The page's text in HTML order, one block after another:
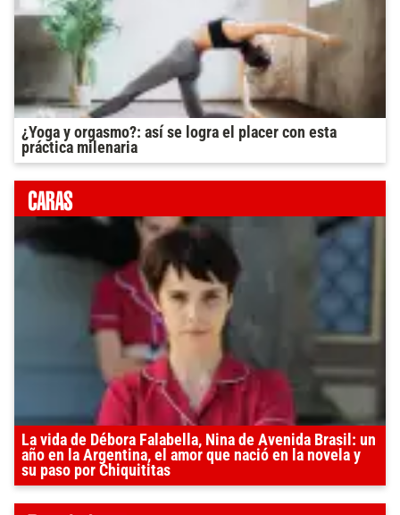
¿Yoga y orgasmo?: así se logra el placer con esta
práctica milenaria
La vida de Débora Falabella, Nina de Avenida Brasil: un
año en la Argentina, el amor que nació en la novela y
su paso por Chiquititas